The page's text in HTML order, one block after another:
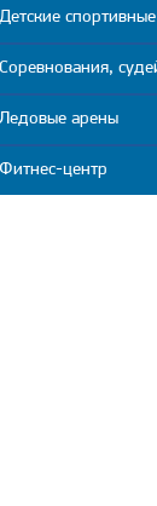
Детские
Соревнования,
Ледовые арены
Фитнес-центр